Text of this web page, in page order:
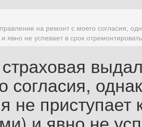
на ремонт с моего согласия,
явно не успевает в срок
согласия,
не приступает